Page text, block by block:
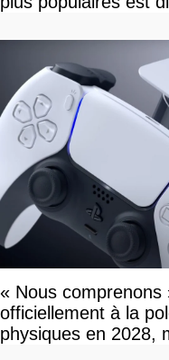
« Nous
officiellement à la
physiques en 2028,